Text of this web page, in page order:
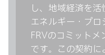
し、地域経済を活
エネルギー・プロ
FRVのコミット
です。この契約